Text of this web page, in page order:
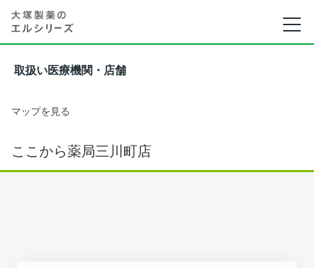
取扱い医療機関・店舗
マップを見る
ここから薬局三川町店